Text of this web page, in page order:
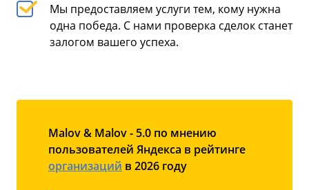
Мы предоставляем услуги тем, кому нужна
одна победа. С нами проверка сделок станет
залогом вашего успеха.
Malov & Malov - 5.0 по мнению
пользователей Яндекса в рейтинге
организаций в 2026 году